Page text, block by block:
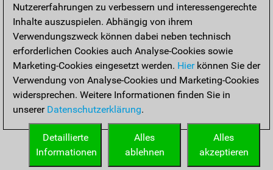
Nutzererfahrungen zu verbessern und interessengerechte
Inhalte auszuspielen. Abhängig von ihrem
Verwendungszweck können dabei neben technisch
erforderlichen Cookies auch Analyse-Cookies sowie
Marketing-Cookies eingesetzt werden. Hierkönnen Sie der
Verwendung von Analyse-Cookies und Marketing-Cookies
widersprechen. Weitere Informationen finden Sie in
unserer Datenschutzerklärung.
Alles
akzeptieren
Alles
ablehnen
Detaillierte
Informationen